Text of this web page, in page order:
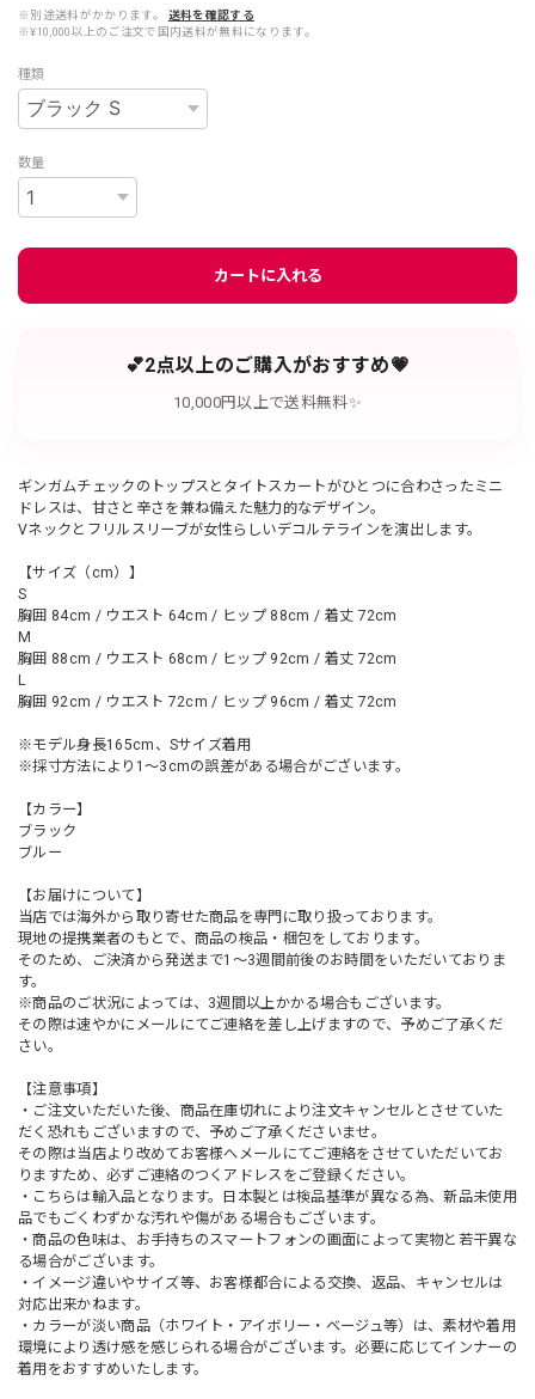
※別途送料がかかります。
送料を確認する
※¥10,000以上のご注文で国内送料が無料になります。
種類
数量
カートに入れる
💕2点以上のご購入がおすすめ💗
10,000円以上で送料無料✨
ギンガムチェックのトップスとタイトスカートがひとつに合わさったミニ
ドレスは、甘さと辛さを兼ね備えた魅力的なデザイン。
Vネックとフリルスリーブが女性らしいデコルテラインを演出します。
【サイズ（cm）】
S
胸囲 84cm / ウエスト 64cm / ヒップ 88cm / 着丈 72cm
M
胸囲 88cm / ウエスト 68cm / ヒップ 92cm / 着丈 72cm
L
胸囲 92cm / ウエスト 72cm / ヒップ 96cm / 着丈 72cm
※モデル身長165cm、Sサイズ着用
※採寸方法により1～3cmの誤差がある場合がございます。
【カラー】
ブラック
ブルー
【お届けについて】
当店では海外から取り寄せた商品を専門に取り扱っております。
現地の提携業者のもとで、商品の検品・梱包をしております。
そのため、ご決済から発送まで1～3週間前後のお時間をいただいておりま
す。
※商品のご状況によっては、3週間以上かかる場合もございます。
その際は速やかにメールにてご連絡を差し上げますので、予めご了承くだ
さい。
【注意事項】
・ご注文いただいた後、商品在庫切れにより注文キャンセルとさせていた
だく恐れもございますので、予めご了承くださいませ。
その際は当店より改めてお客様へメールにてご連絡をさせていただいてお
りますため、必ずご連絡のつくアドレスをご登録ください。
・こちらは輸入品となります。日本製とは検品基準が異なる為、新品未使用
品でもごくわずかな汚れや傷がある場合もございます。
・商品の色味は、お手持ちのスマートフォンの画面によって実物と若干異な
る場合がございます。
・イメージ違いやサイズ等、お客様都合による交換、返品、キャンセルは
対応出来かねます。
・カラーが淡い商品（ホワイト・アイボリー・ベージュ等）は、素材や着用
環境により透け感を感じられる場合がございます。必要に応じてインナーの
着用をおすすめいたします。